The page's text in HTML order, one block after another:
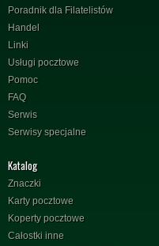
Poradnik dla Filatelistów
Handel
Linki
Usługi pocztowe
Pomoc
FAQ
Serwis
Serwisy specjalne
Katalog
Znaczki
Karty pocztowe
Koperty pocztowe
Całostki inne